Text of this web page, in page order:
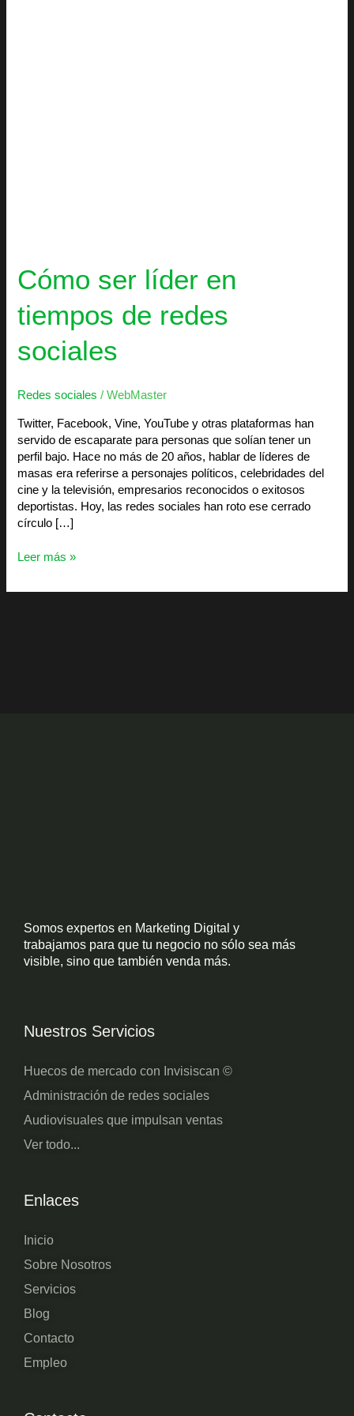
Cómo ser líder en
tiempos de redes
sociales
Redes sociales /WebMaster
Twitter, Facebook, Vine, YouTube y otras plataformas han
servido de escaparate para personas que solían tener un
perfil bajo. Hace no más de 20 años, hablar de líderes de
masas era referirse a personajes políticos, celebridades del
cine y la televisión, empresarios reconocidos o exitosos
deportistas. Hoy, las redes sociales han roto ese cerrado
círculo […]
Leer más »
Enlaces
Inicio
Sobre Nosotros
Servicios
Blog
Contacto
Empleo
Nuestros Servicios
Huecos de mercado con Invisiscan ©
Administración de redes sociales
Audiovisuales que impulsan ventas
Ver todo...
Somos expertos en Marketing Digital y
trabajamos para que tu negocio no sólo sea más
visible, sino que también venda más.